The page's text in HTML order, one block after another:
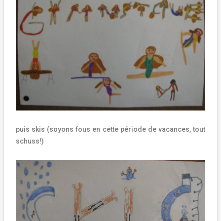
puis skis (soyons fous en cette période de vacances, tout
schuss!)